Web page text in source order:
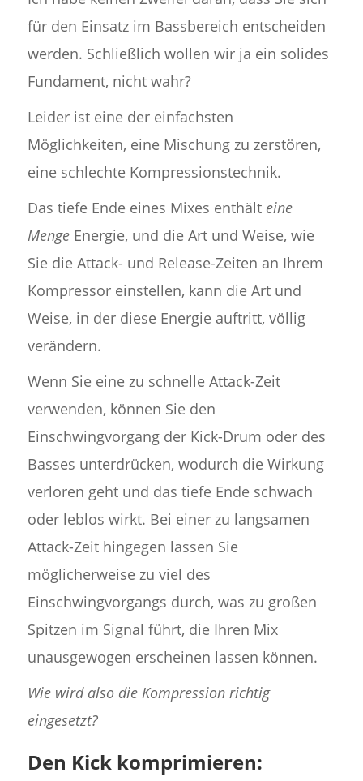
für den Einsatz im Bassbereich entscheiden
werden. Schließlich wollen wir ja ein solides
Fundament, nicht wahr?
Leider ist eine der einfachsten
Möglichkeiten, eine Mischung zu zerstören,
eine schlechte Kompressionstechnik.
Das tiefe Ende eines Mixes enthält eine
MengeEnergie, und die Art und Weise, wie
Sie die Attack- und Release-Zeiten an Ihrem
Kompressor einstellen, kann die Art und
Weise, in der diese Energie auftritt, völlig
verändern.
Wenn Sie eine zu schnelle Attack-Zeit
verwenden, können Sie den
Einschwingvorgang der Kick-Drum oder des
Basses unterdrücken, wodurch die Wirkung
verloren geht und das tiefe Ende schwach
oder leblos wirkt. Bei einer zu langsamen
Attack-Zeit hingegen lassen Sie
möglicherweise zu viel des
Einschwingvorgangs durch, was zu großen
Spitzen im Signal führt, die Ihren Mix
unausgewogen erscheinen lassen können.
Wie wird also die Kompression richtig
eingesetzt?
Den Kick komprimieren: